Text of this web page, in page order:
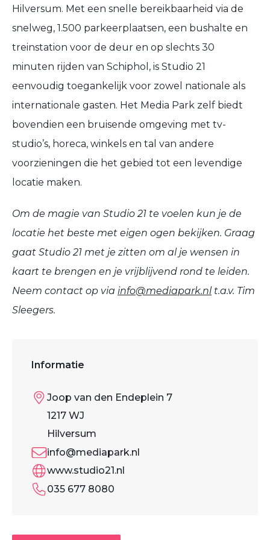
Hilversum. Met een snelle bereikbaarheid via de
snelweg, 1.500 parkeerplaatsen, een bushalte en
treinstation voor de deur en op slechts 30
minuten rijden van Schiphol, is Studio 21
eenvoudig toegankelijk voor zowel nationale als
internationale gasten. Het Media Park zelf biedt
bovendien een bruisende omgeving met tv-
studio’s, horeca, winkels en tal van andere
voorzieningen die het gebied tot een levendige
locatie maken.
Om de magie van Studio 21 te voelen kun je de
locatie het beste met eigen ogen bekijken. Graag
gaat Studio 21 met je zitten om al je wensen in
kaart te brengen en je vrijblijvend rond te leiden.
Neem contact op via info@mediapark.nlt.a.v. Tim
Sleegers.
Informatie
Joop van den Endeplein 7
1217 WJ
Hilversum
info@mediapark.nl
www.studio21.nl
035 677 8080